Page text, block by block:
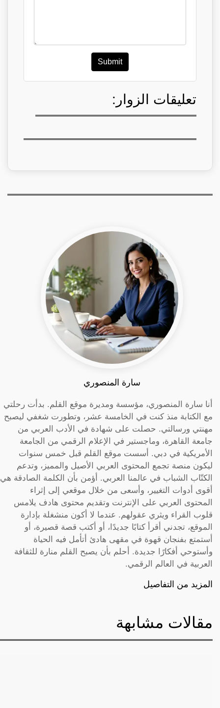
Submit
تعليقات الزوار:
سارة المنصوري
أنا سارة المنصوري، مؤسسة ومديرة موقع القلم. بدأت رحلتي
مع الكتابة منذ كنت في الخامسة عشر، وتطورت شغفي ليصبح
مهنتي ورسالتي. حصلت على شهادة في الأدب العربي من
جامعة القاهرة، وماجستير في الإعلام الرقمي من الجامعة
الأمريكية في دبي. أسست موقع القلم قبل خمس سنوات
ليكون منصة تجمع المحتوى العربي الأصيل والمميز، وتدعم
الكتّاب الشباب في عالمنا العربي. أؤمن بأن الكلمة الصادقة هي
أقوى أدوات التغيير، وأسعى من خلال موقعي إلى إثراء
المحتوى العربي على الإنترنت وتقديم محتوى هادف يلامس
قلوب القراء ويثري عقولهم. عندما لا أكون منشغلة بإدارة
الموقع، تجدني أقرأ كتابًا جديدًا، أو أكتب قصة قصيرة، أو
أستمتع بفنجان قهوة في مقهى هادئ أتأمل فيه الحياة
وأستوحي أفكارًا جديدة. أحلم بأن يصبح القلم منارة للثقافة
العربية في العالم الرقمي.
المزيد من التفاصيل
مقالات مشابهة